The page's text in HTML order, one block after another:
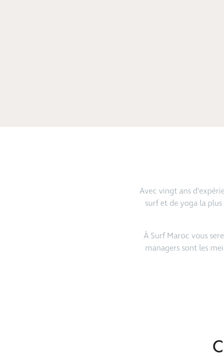
Avec vingt ans
surf et de yoga la
À Surf Maroc vous
managers sont les